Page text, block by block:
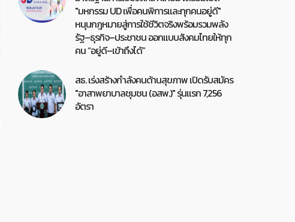
"มหกรรม UD เพื่อคนพิการและทุกคนอยู่ดี"
หนุนกฎหมายสู่การใช้ชีวิตจริงพร้อมรวมพลัง
รัฐ–ธุรกิจ–ประชาชน ออกแบบสังคมไทยให้ทุก
คน “อยู่ดี–เข้าถึงได้”
สธ. เร่งสร้างกำลังคนด้านสุขภาพ เปิดรับสมัคร
"อาสาพยาบาลชุมชน (อสพ.)" รุ่นแรก 7,256
อัตรา